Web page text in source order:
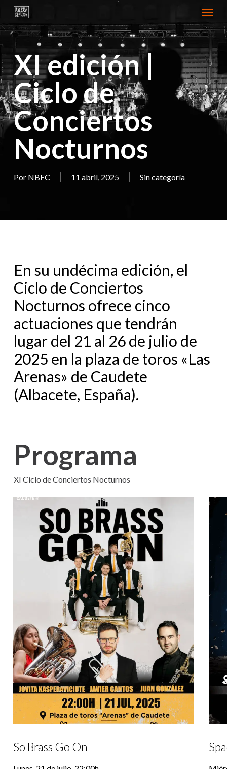
Skip
main
content
Menu
XI edición |
Ciclo de
Conciertos
Nocturnos
Por NBFC 11 abril, 2025 Sin categoría
En su undécima edición, el
Ciclo de Conciertos
Nocturnos ofrece cinco
actuaciones que tendrán
lugar del 21 al 26 de julio de
2025 en la plaza de toros «Las
Arenas» de Caudete
(Albacete, España).
Programa
XI Ciclo de Conciertos Nocturnos
So Brass Go On